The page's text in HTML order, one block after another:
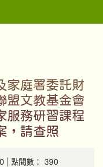
⏸
家庭署委託財
盟文教基金會
服務研習課程
，請查照
| 點閱數： 390